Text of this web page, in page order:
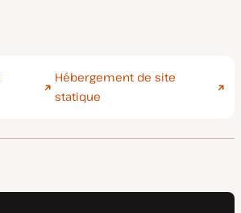
Hébergement de site
statique